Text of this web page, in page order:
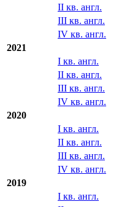
II кв. англ.
III кв. англ.
IV кв. англ.
2021
I кв. англ.
II кв. англ.
III кв. англ.
IV кв. англ.
2020
I кв. англ.
II кв. англ.
III кв. англ.
IV кв. англ.
2019
I кв. англ.